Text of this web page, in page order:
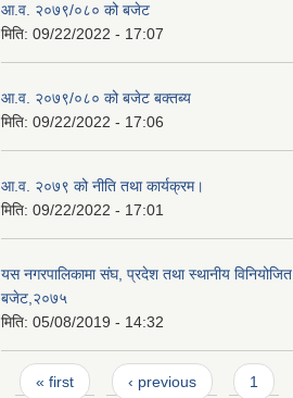
आ.व. २०७९/०८० को बजेट
मिति: 09/22/2022 - 17:07
आ.व. २०७९/०८० को बजेट बक्तब्य
मिति: 09/22/2022 - 17:06
आ.व. २०७९ को नीति तथा कार्यक्रम।
मिति: 09/22/2022 - 17:01
यस नगरपालिकामा संघ, प्रदेश तथा स्थानीय विनियोजित
बजेट,२०७५
मिति: 05/08/2019 - 14:32
Pages
« first ‹ previous 1